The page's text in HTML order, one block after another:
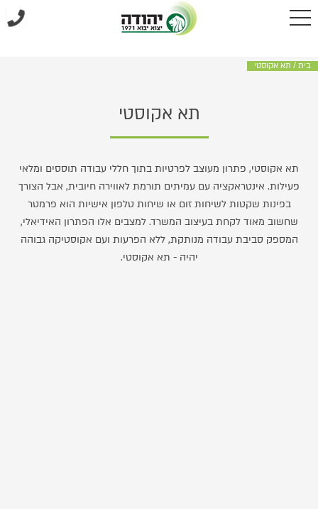
בית / תא אקוסטי
תא אקוסטי
תא אקוסטי, פתרון מעוצב לפרטיות בתוך חללי עבודה תוססים ומלאי
פעילות. אינטראקציה עם עמיתים תורמת לאווירה חיובית, אבל הצורך
בפינות שקטות לשיחות זום או שיחות טלפון אישיות הוא פרמטר
שחשוב מאוד לקחת בעיצוב המשרד. למצבים אלו הפתרון האידיאלי,
המספק סביבת עבודה מנותקת, ללא הפרעות ועם אקוסטיקה גבוהה
יהיה - תא אקוסטי.